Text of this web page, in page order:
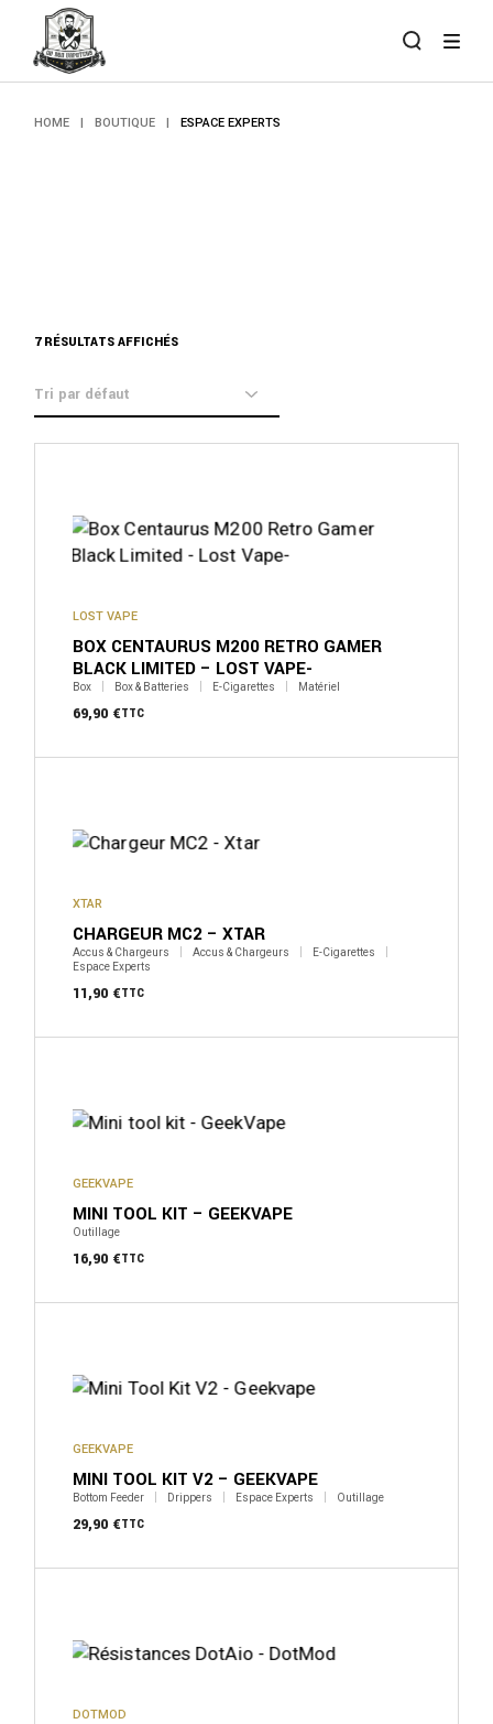
content
HOME BOUTIQUE ESPACE EXPERTS
7 RÉSULTATS AFFICHÉS
LOST VAPE
BOX CENTAURUS M200 RETRO GAMER
BLACK LIMITED – LOST VAPE-
Box Box & Batteries E-Cigarettes Matériel
69,90 €TTC
XTAR
CHARGEUR MC2 – XTAR
Accus & Chargeurs Accus & Chargeurs
E-Cigarettes
Espace Experts
11,90 €TTC
GEEKVAPE
MINI TOOL KIT – GEEKVAPE
Outillage
16,90 €TTC
GEEKVAPE
MINI TOOL KIT V2 – GEEKVAPE
Bottom Feeder Drippers Espace Experts Outillage
29,90 €TTC
DOTMOD